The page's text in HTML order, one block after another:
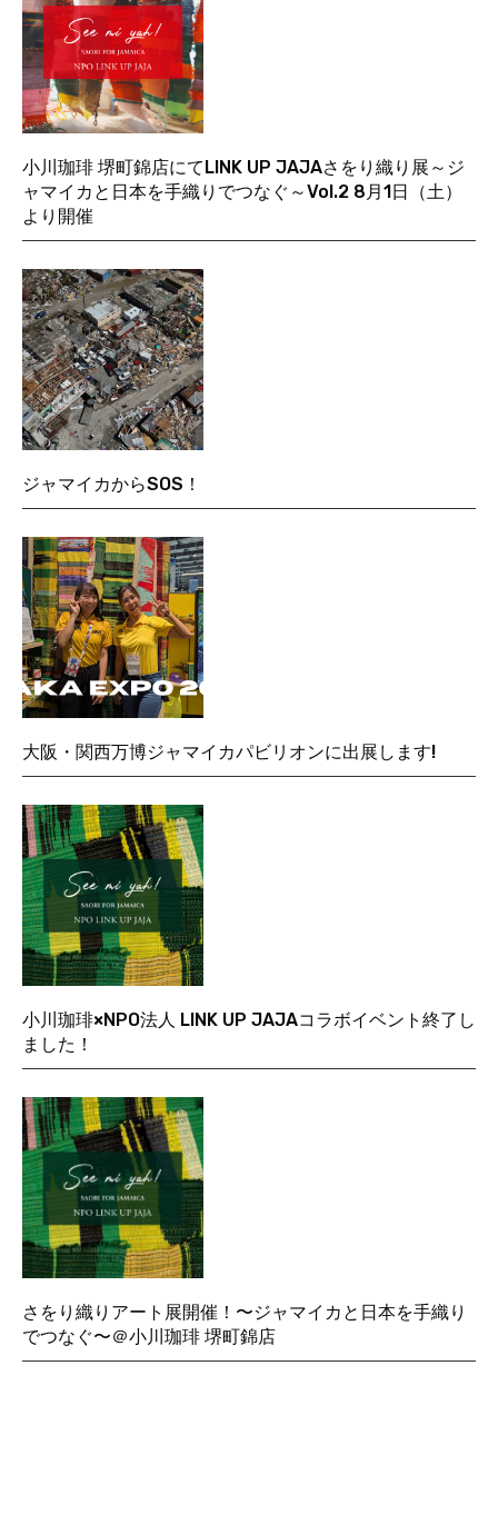
小川珈琲 堺町錦店にてLINK UP JAJAさをり織り展～ジ
ャマイカと日本を手織りでつなぐ～Vol.2 8月1日（土）
より開催
ジャマイカからSOS！
大阪・関西万博ジャマイカパビリオンに出展します!
小川珈琲×NPO法人 LINK UP JAJAコラボイベント終了し
ました！
さをり織りアート展開催！〜ジャマイカと日本を手織り
でつなぐ〜＠小川珈琲 堺町錦店